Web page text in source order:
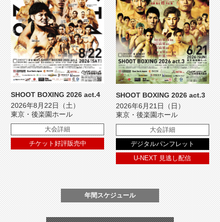
SHOOT BOXING 2026 act.4
2026年8月22日（土）
東京・後楽園ホール
大会詳細
チケット好評販売中
SHOOT BOXING 2026 act.3
2026年6月21日（日）
東京・後楽園ホール
大会詳細
デジタルパンフレット
U-NEXT 見逃し配信
年間スケジュール